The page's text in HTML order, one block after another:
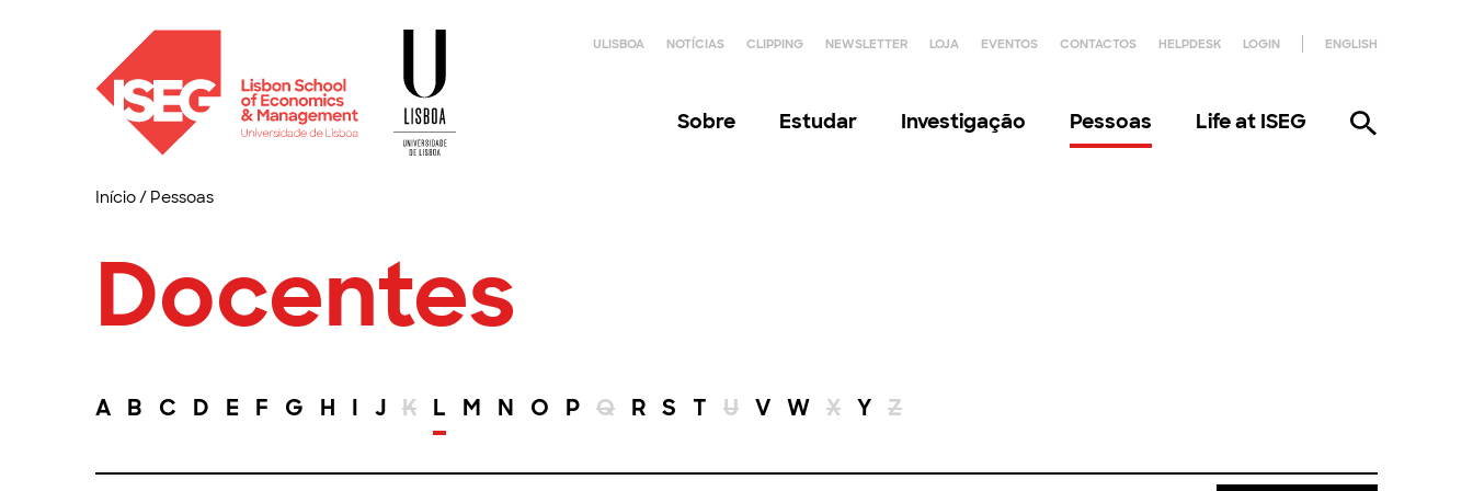
ULISBOA NOTÍCIAS CLIPPING NEWSLETTER LOJA EVENTOS CONTACTOS HELPDESK LOGIN ENGLISH
Sobre Estudar Investigação Pessoas Life at ISEG
Início/ Pessoas
Docentes
A B C D E F G H I J K L M N O P Q R S T U V W X Y Z